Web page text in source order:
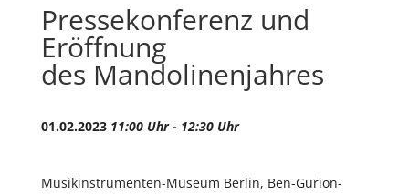
Pressekonferenz und
Eröffnung
des Mandolinenjahres
01.02.2023 11:00 Uhr - 12:30 Uhr
Musikinstrumenten-Museum Berlin, Ben-Gurion-